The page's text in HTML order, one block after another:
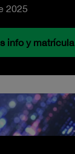
2025
info y matrícula